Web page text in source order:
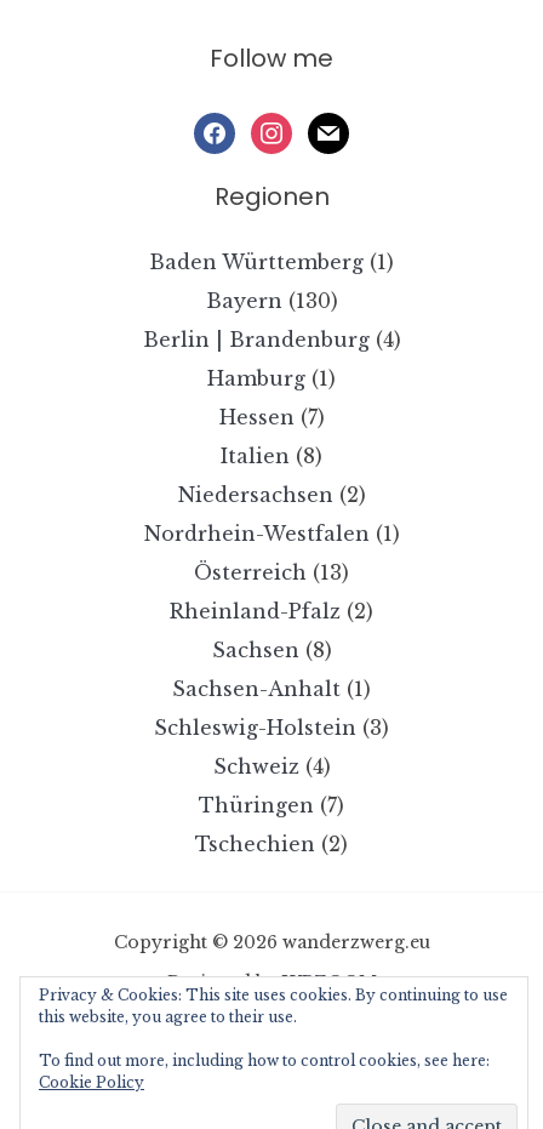
Follow me
facebookinstagram
mail
Regionen
Baden Württemberg (1)
Bayern (130)
Berlin | Brandenburg(4)
Hamburg (1)
Hessen (7)
Italien (8)
Niedersachsen (2)
Nordrhein-Westfalen (1)
Österreich (13)
Rheinland-Pfalz (2)
Sachsen (8)
Sachsen-Anhalt (1)
Schleswig-Holstein (3)
Schweiz(4)
Thüringen (7)
Tschechien (2)
Copyright © 2026 wanderzwerg.eu
Designed byWPZOOM
Privacy & Cookies: This site uses cookies. By continuing to use
this website, you agree to their use.
To find out more, including how to control cookies, see here:
Cookie Policy